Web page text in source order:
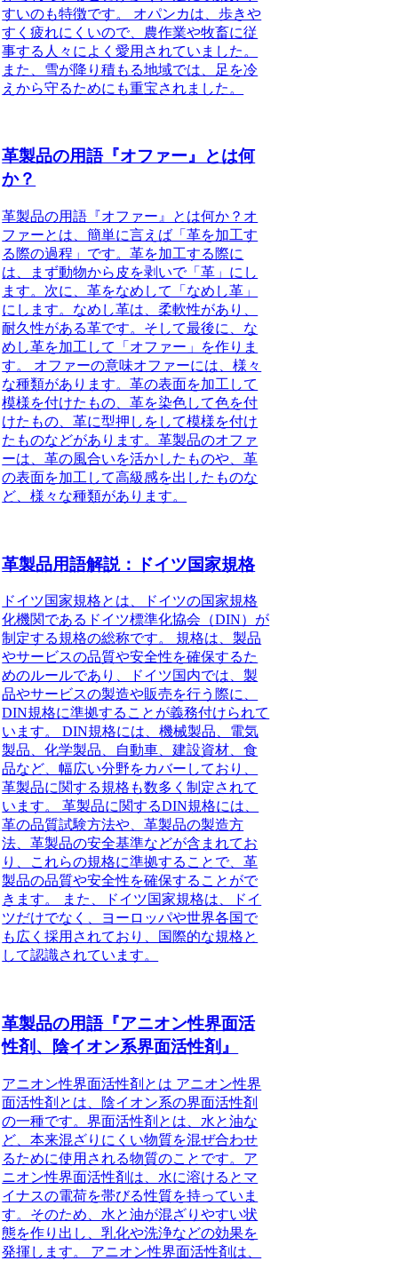
すいのも特徴です。 オパンカは、歩きや
すく疲れにくいので、農作業や牧畜に従
事する人々によく愛用されていました。
また、雪が降り積もる地域では、足を冷
えから守るためにも重宝されました。
革製品の用語『オファー』とは何
か？
革製品の用語『オファー』とは何か？オ
ファーとは、簡単に言えば「革を加工す
る際の過程」です。革を加工する際に
は、まず動物から皮を剥いで「革」にし
ます。次に、革をなめして「なめし革」
にします。なめし革は、柔軟性があり、
耐久性がある革です。そして最後に、な
めし革を加工して「オファー」を作りま
す。 オファーの意味オファーには、様々
な種類があります。革の表面を加工して
模様を付けたもの、革を染色して色を付
けたもの、革に型押しをして模様を付け
たものなどがあります。革製品のオファ
ーは、革の風合いを活かしたものや、革
の表面を加工して高級感を出したものな
ど、様々な種類があります。
革製品用語解説：ドイツ国家規格
ドイツ国家規格とは、ドイツの国家規格
化機関であるドイツ標準化協会（DIN）が
制定する規格の総称です。 規格は、製品
やサービスの品質や安全性を確保するた
めのルールであり、ドイツ国内では、製
品やサービスの製造や販売を行う際に、
DIN規格に準拠することが義務付けられて
います。 DIN規格には、機械製品、電気
製品、化学製品、自動車、建設資材、食
品など、幅広い分野をカバーしており、
革製品に関する規格も数多く制定されて
います。 革製品に関するDIN規格には、
革の品質試験方法や、革製品の製造方
法、革製品の安全基準などが含まれてお
り、これらの規格に準拠することで、革
製品の品質や安全性を確保することがで
きます。 また、ドイツ国家規格は、ドイ
ツだけでなく、ヨーロッパや世界各国で
も広く採用されており、国際的な規格と
して認識されています。
革製品の用語『アニオン性界面活
性剤、陰イオン系界面活性剤』
アニオン性界面活性剤とは アニオン性界
面活性剤とは、陰イオン系の界面活性剤
の一種です。界面活性剤とは、水と油な
ど、本来混ざりにくい物質を混ぜ合わせ
るために使用される物質のことです。ア
ニオン性界面活性剤は、水に溶けるとマ
イナスの電荷を帯びる性質を持っていま
す。そのため、水と油が混ざりやすい状
態を作り出し、乳化や洗浄などの効果を
発揮します。 アニオン性界面活性剤は、